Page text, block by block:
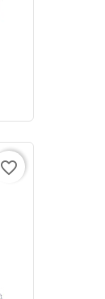
favorite_border